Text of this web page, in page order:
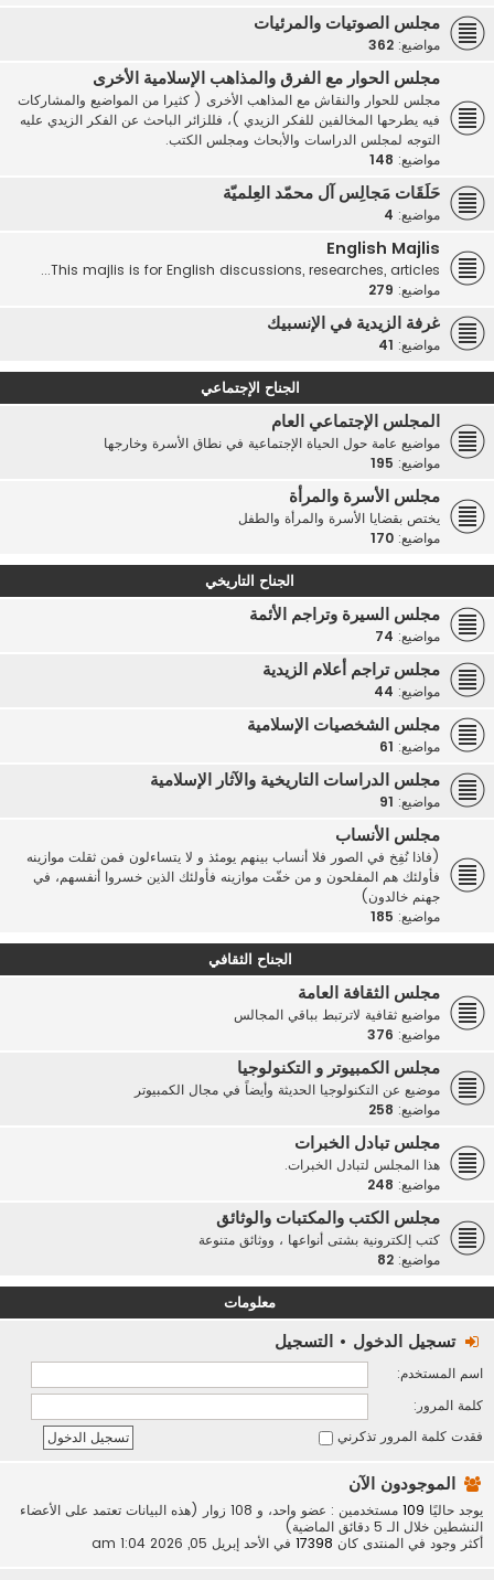
مجلس الصوتيات والمرئيات
مواضيع: 362
مجلس الحوار مع الفرق والمذاهب الإسلامية الأخرى
مجلس للحوار والنقاش مع المذاهب الأخرى ( كثيرا من المواضيع والمشاركات
فيه يطرحها المخالفين للفكر الزيدي )، فللزائر الباحث عن الفكر الزيدي عليه
التوجه لمجلس الدراسات والأبحاث ومجلس الكتب.
مواضيع: 148
حَلَقَات مَجالِس آل محمّد العِلميّة
مواضيع: 4
English Majlis
This majlis is for English discussions, researches, articles...
مواضيع: 279
غرفة الزيدية في الإنسبيك
مواضيع: 41
الجناح الإجتماعي
المجلس الإجتماعي العام
مواضيع عامة حول الحياة الإجتماعية في نطاق الأسرة وخارجها
مواضيع: 195
مجلس الأسرة والمرأة
يختص بقضايا الأسرة والمرأة والطفل
مواضيع: 170
الجناح التاريخي
مجلس السيرة وتراجم الأئمة
مواضيع: 74
مجلس تراجم أعلام الزيدية
مواضيع: 44
مجلس الشخصيات الإسلامية
مواضيع: 61
مجلس الدراسات التاريخية والآثار الإسلامية
مواضيع: 91
مجلس الأنساب
(فاذا نُفِخ في الصور فلا أنساب بينهم يومئذ و لا يتساءلون فمن ثقلت موازينه
فأولئك هم المفلحون و من خفّت موازينه فأولئك الذين خسروا أنفسهم، في
جهنم خالدون)
مواضيع: 185
الجناح الثقافي
مجلس الثقافة العامة
مواضيع ثقافية لاترتبط بباقي المجالس
مواضيع: 376
مجلس الكمبيوتر و التكنولوجيا
موضيع عن التكنولوجيا الحديثة وأيضاً في مجال الكمبيوتر
مواضيع: 258
مجلس تبادل الخبرات
هذا المجلس لتبادل الخبرات.
مواضيع: 248
مجلس الكتب والمكتبات والوثائق
كتب إلكترونية بشتى أنواعها ، ووثائق متنوعة
مواضيع: 82
معلومات
تسجيل الدخول • التسجيل
اسم المستخدم:
كلمة المرور:
فقدت كلمة المرور تذكرني
الموجودون الآن
يوجد حاليًا 109
مستخدمين : عضو واحد، و 108 زوار (هذه البيانات تعتمد على الأعضاء
النشطين خلال الـ 5 دقائق الماضية)
أكثر وجود في المنتدى كان 17398 في الأحد إبريل 05, 2026 1:04 am